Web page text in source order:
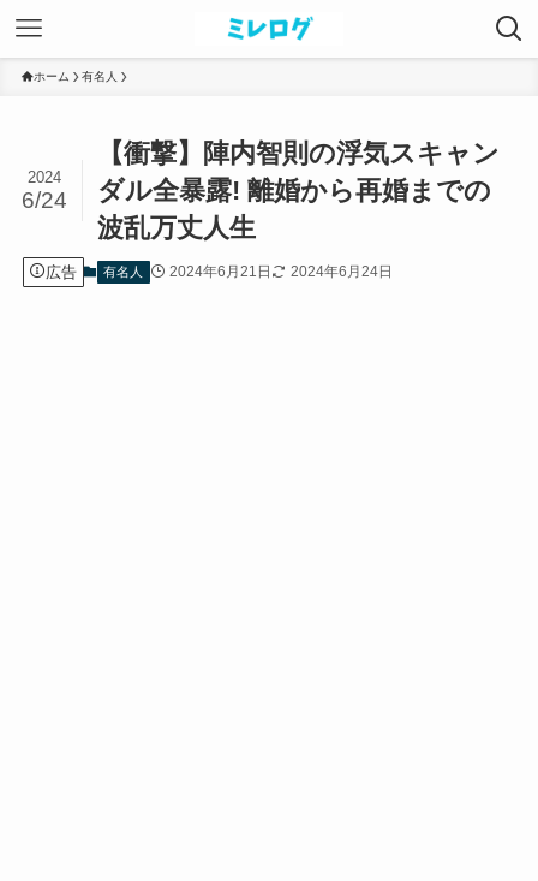
ホーム 有名人
【衝撃】陣内智則の浮気スキャン
ダル全暴露! 離婚から再婚までの
波乱万丈人生
2024
6/24
広告 有名人 2024年6月21日 2024年6月24日